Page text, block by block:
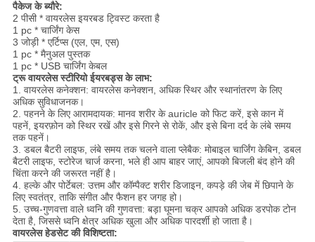
पैकेज के ब्यौरे:
2 पीसी * वायरलेस इयरबड ट्विस्ट करता है
1 pc * चार्जिंग केस
3 जोड़ी * एर्टिप्स (एल, एम, एस)
1 pc * मैनुअल पुस्तक
1 pc * USB चार्जिंग केबल
ट्रू वायरलेस स्टीरियो ईयरबड्स के लाभ:
1. वायरलेस कनेक्शन: वायरलेस कनेक्शन, अधिक स्थिर और स्थानांतरण के लिए
अधिक सुविधाजनक।
2. पहनने के लिए आरामदायक: मानव शरीर के auricle को फिट करें, इसे कान में
पहनें, इयरफ़ोन को स्थिर रखें और इसे गिरने से रोकें, और इसे बिना दर्द के लंबे समय
तक पहनें।
3. डबल बैटरी लाइफ, लंबे समय तक चलने वाला प्लेबैक: मोबाइल चार्जिंग केबिन, डबल
बैटरी लाइफ, स्टोरेज चार्ज करना, भले ही आप बाहर जाएं, आपको बिजली बंद होने की
चिंता करने की जरूरत नहीं है।
4. हल्के और पोर्टेबल: उत्तम और कॉम्पैक्ट शरीर डिजाइन, कपड़े की जेब में छिपाने के
लिए स्वतंत्र, ताकि संगीत और फैशन हर जगह हो।
5. उच्च-गुणवत्ता वाले ध्वनि की गुणवत्ता: बड़ा घूमना चक्र आपको अधिक डरपोक टोन
देता है, जिससे ध्वनि क्षेत्र अधिक खुला और अधिक पारदर्शी हो जाता है।
वायरलेस हेडसेट की विशिष्टता: